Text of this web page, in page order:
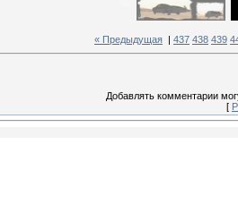
« Предыдущая 437 438 439
Добавлять комментарии
[